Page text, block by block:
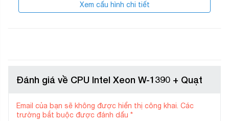
Hỗ trợ loại RAM DDR4
Xem cấu hình chi tiết
Đánh giá về CPU Intel Xeon W-1390 + Quạt
Email của bạn sẽ không được hiển thị công khai. Các
trường bắt buộc được đánh dấu *